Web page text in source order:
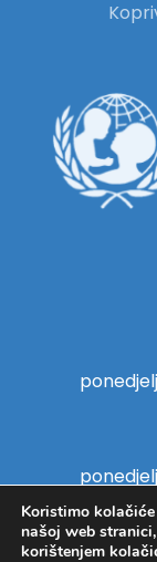
Koristimo
našoj web
korištenjem